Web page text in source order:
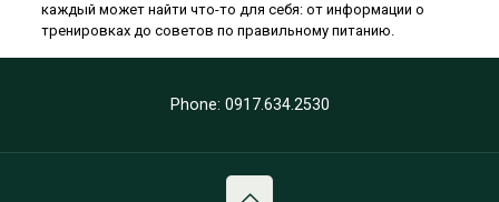
каждый может найти что-то для себя: от информации о
тренировках до советов по правильному питанию.
Phone: 0917.634.2530